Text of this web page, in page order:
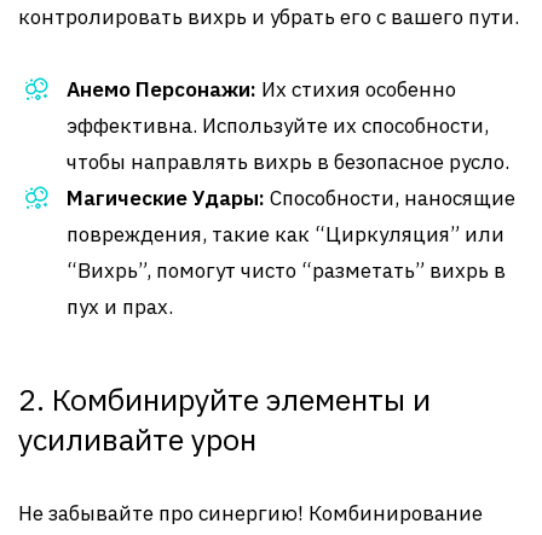
контролировать вихрь и убрать его с вашего пути.
Анемо Персонажи: Их стихия особенно
эффективна. Используйте их способности,
чтобы направлять вихрь в безопасное русло.
Магические Удары: Способности, наносящие
повреждения, такие как “Циркуляция” или
“Вихрь”, помогут чисто “разметать” вихрь в
пух и прах.
2. Комбинируйте элементы и
усиливайте урон
Не забывайте про синергию! Комбинирование